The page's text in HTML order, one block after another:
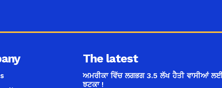
The latest
ਅਮਰੀਕਾ ਵਿੱਚ ਲਗਭਗ 3.5 ਲੱਖ ਹੈਤੀ ਵਾਸੀਆਂ
ਝਟਕਾ !